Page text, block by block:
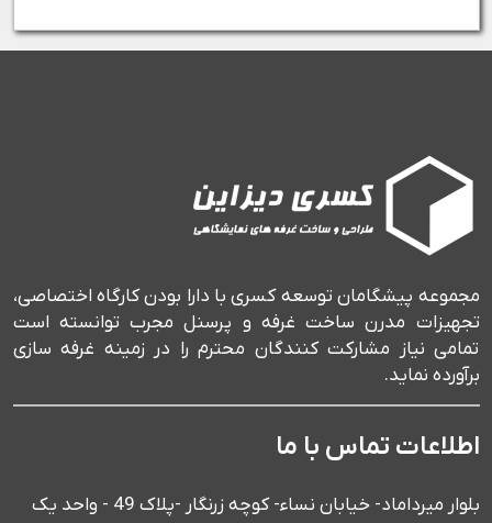
مجموعه پیشگامان توسعه کسری با دارا بودن کارگاه اختصاصی،
تجهیزات مدرن ساخت غرفه و پرسنل مجرب توانسته است
تمامی نیاز مشارکت کنندگان محترم را در زمینه غرفه سازی
برآورده نماید.
اطلاعات تماس با ما
بلوار میرداماد- خیابان نساء- کوچه زرنگار -پلاک 49 - واحد یک